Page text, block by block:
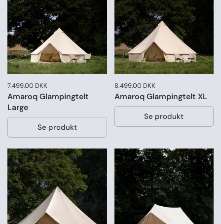
Pris:
7.499,00 DKK
Amaroq Glampingtelt
Large
Se produkt
Pris:
8.499,00 DKK
Amaroq Glampingtelt XL
Se produkt